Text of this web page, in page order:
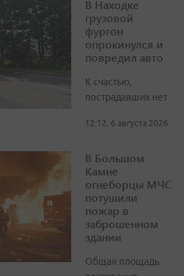
В Находке
грузовой
фургон
опрокинулся и
повредил авто
К счастью,
пострадавших нет
12:12, 6 августа 2026
В Большом
Камне
огнеборцы МЧС
потушили
пожар в
заброшенном
здании
Общая площадь